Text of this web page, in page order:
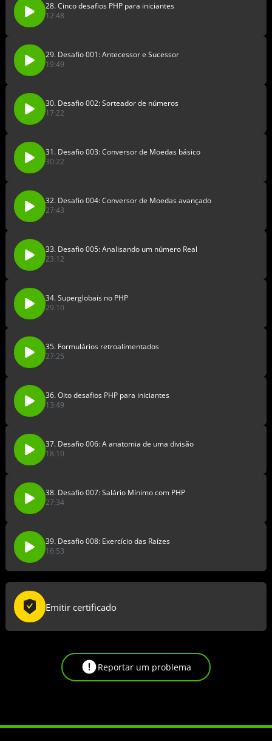
28. Cinco desafios PHP para iniciantes
12:48
29. Desafio 001: Antecessor e Sucessor
19:49
30. Desafio 002: Sorteador de números
17:22
31. Desafio 003: Conversor de Moedas básico
30:22
32. Desafio 004: Conversor de Moedas avançado
27:43
33. Desafio 005: Analisando um número Real
23:12
34. Superglobais no PHP
29:10
35. Formulários retroalimentados
27:25
36. Oito desafios PHP para iniciantes
13:49
37. Desafio 006: A anatomia de uma divisão
18:10
38. Desafio 007: Salário Mínimo com PHP
27:34
39. Desafio 008: Exercício das Raízes
16:53
Emitir certificado
Reportar um problema